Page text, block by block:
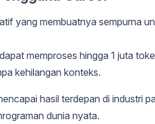
yang membuatnya sempurna
memproses hingga 1 juta
kehilangan konteks.
hasil terdepan di industri
dunia nyata.